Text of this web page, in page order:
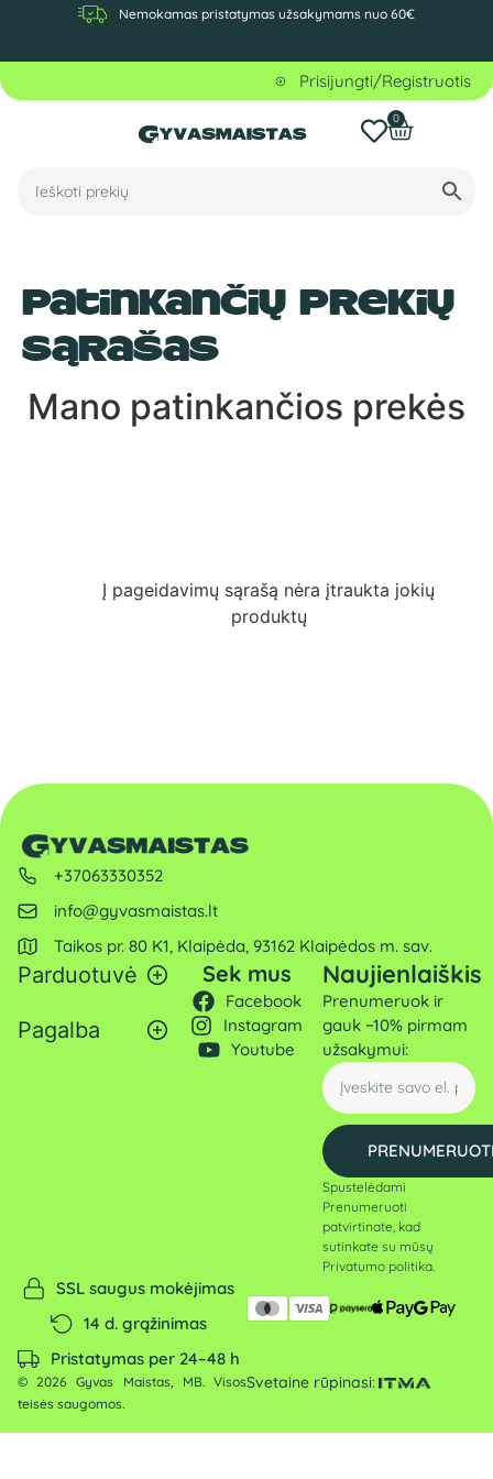
Nemokamas pristatymas užsakymams nuo 60€
Prisijungti/Registruotis
0
Patinkančių prekių
sąrašas
Mano patinkančios prekės
Į pageidavimų sąrašą nėra įtraukta jokių
produktų
+37063330352
info@gyvasmaistas.lt
Taikos pr. 80 K1, Klaipėda, 93162 Klaipėdos m. sav.
Parduotuvė
Pagalba
Sek mus
Facebook
Instagram
Youtube
Naujienlaiškis
Prenumeruok ir
gauk −10% pirmam
užsakymui:
Spustelėdami
Prenumeruoti
patvirtinate, kad
sutinkate su mūsų
Privatumo politika
SSL saugus mokėjimas
14 d. grąžinimas
Pristatymas per 24–48 h
© 2026 Gyvas Maistas, MB. Visos
teisės saugomos.
Svetaine rūpinasi: